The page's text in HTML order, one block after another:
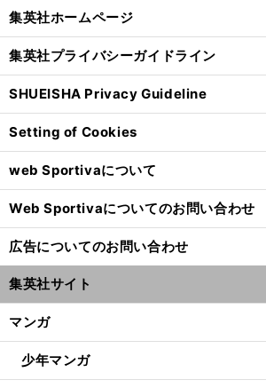
集英社ホームページ
集英社プライバシーガイドライン
SHUEISHA Privacy Guideline
Setting of Cookies
web Sportivaについて
Web Sportivaについてのお問い合わせ
広告についてのお問い合わせ
集英社サイト
マンガ
少年マンガ